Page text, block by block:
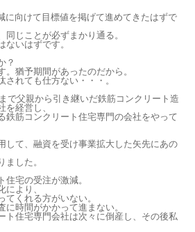
に向けて目標値を掲げて進めてきたはずで
じことが必ずまかり通る。
ないはずです。
？
猶予期間があったのだから。
れても仕方ない・・・。
で父親から引き継いだ鉄筋コンクリート造
を経営し、
鉄筋コンクリート住宅専門の会社をやって
して、融資を受け事業拡大した矢先にあの
した。
宅の受注が激減。
により、
くれる方がいない。
時間がかかって進まない。
ト住宅専門会社は次々に倒産し、その後私